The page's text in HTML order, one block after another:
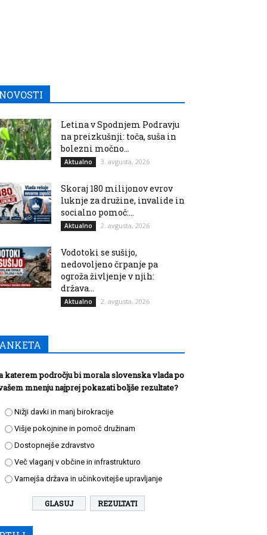
Letina v Spodnjem Podravju
na preizkušnji: toča, suša in
bolezni močno...
Aktualno 3. avgusta, 2026
Skoraj 180 milijonov evrov
luknje za družine, invalide in
socialno pomoč:...
Aktualno 2. avgusta, 2026
Vodotoki se sušijo,
nedovoljeno črpanje pa
ogroža življenje v njih:
država...
Aktualno 2. avgusta, 2026
katerem področju bi morala slovenska vlada po
mnenju najprej pokazati boljše rezultate?
Nižji davki in manj birokracije
Višje pokojnine in pomoč družinam
Dostopnejše zdravstvo
Več vlaganj v občine in infrastrukturo
Varnejša država in učinkovitejše upravljanje
REZULTATI